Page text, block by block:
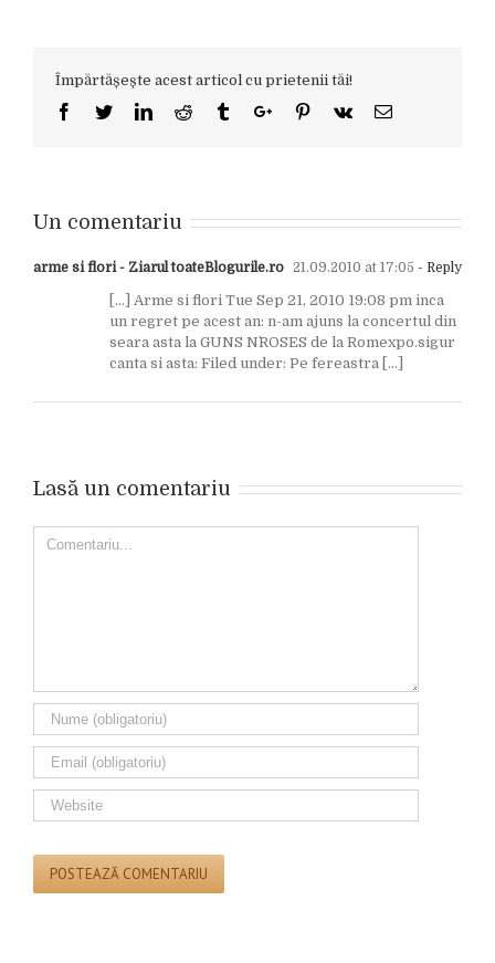
Împărtășește acest articol cu prietenii tăi!
Facebook
TwitterLinkedinReddit TumblrGoogle+Pinterest
Vk Email
Un comentariu
arme si flori - Ziarul toateBlogurile.ro 21.09.2010 at 17:05 - Reply
[…] Arme si flori Tue Sep 21, 2010 19:08 pm inca
un regret pe acest an: n-am ajuns la concertul din
seara asta la GUNS N`ROSES de la Romexpo.sigur
canta si asta: Filed under: Pe fereastra […]
Lasă un comentariu
Comment